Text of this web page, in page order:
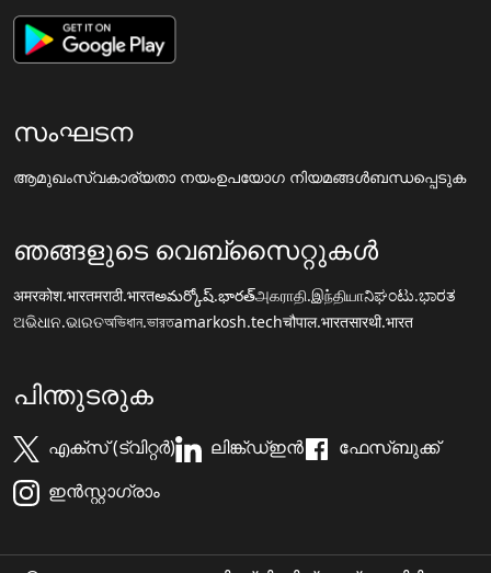
സംഘടന
ആമുഖംസ്വകാര്യതാ നയംഉപയോഗ നിയമങ്ങൾബന്ധപ്പെടുക
ഞങ്ങളുടെ വെബ്സൈറ്റുകൾ
अमरकोश.भारतमराठी.भारतఅమర్కోష్.భారత్அகராதி.இந்தியாನಿಘಂಟು.ಭಾರತ
ଅଭିଧାନ.ଭାରତঅভিধান.ভারতamarkosh.techचौपाल.भारतसारथी.भारत
പിന്തുടരുക
എക്സ് (ട്വിറ്റർ) ലിങ്ക്ഡ്ഇൻ
ഫേസ്ബുക്ക്
ഇൻസ്റ്റാഗ്രാം